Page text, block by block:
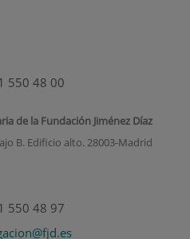
550 48 00
de la Fundación Jiménez Díaz
B. Edificio alto. 28003-Madrid
550 48 97